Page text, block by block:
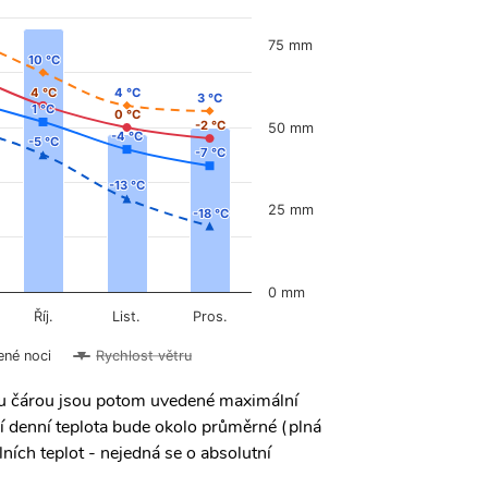
4 °C
4 °C
0 °C
0 °C
-2 °C
-2 °C
10 °C
10 °C
4 °C
4 °C 3 °C
3 °C
1 °C
1 °C
-4 °C
-4 °C
-7 °C
-7 °C
-5 °C
-5 °C
-13 °C
-13 °C
-18 °C
-18 °C
noci Rychlost větru
Říj. List. Pros.
0 mm
25 mm
50 mm
75 mm
čárou jsou potom uvedené maximální
teplota bude okolo průměrné (plná
teplot - nejedná se o absolutní